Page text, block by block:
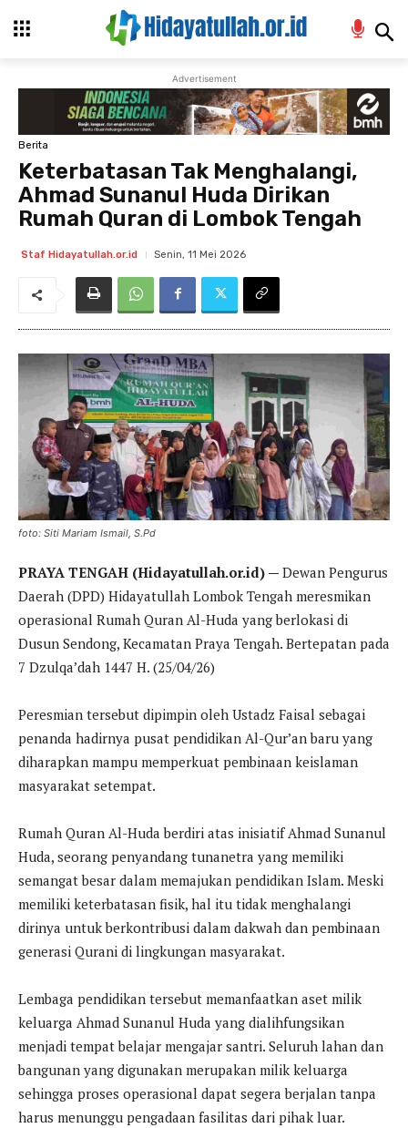
Advertisement
Berita
Keterbatasan Tak Menghalangi,
Ahmad Sunanul Huda Dirikan
Rumah Quran di Lombok Tengah
Staf Hidayatullah.or.id Senin, 11 Mei 2026
foto: Siti Mariam Ismail, S.Pd
PRAYA TENGAH (Hidayatullah.or.id) — Dewan Pengurus
Daerah (DPD) Hidayatullah Lombok Tengah meresmikan
operasional Rumah Quran Al-Huda yang berlokasi di
Dusun Sendong, Kecamatan Praya Tengah. Bertepatan pada
7 Dzulqa’dah 1447 H. (25/04/26)
Peresmian tersebut dipimpin oleh Ustadz Faisal sebagai
penanda hadirnya pusat pendidikan Al-Qur’an baru yang
diharapkan mampu memperkuat pembinaan keislaman
masyarakat setempat.
Rumah Quran Al-Huda berdiri atas inisiatif Ahmad Sunanul
Huda, seorang penyandang tunanetra yang memiliki
semangat besar dalam memajukan pendidikan Islam. Meski
memiliki keterbatasan fisik, hal itu tidak menghalangi
dirinya untuk berkontribusi dalam dakwah dan pembinaan
generasi Qurani di lingkungan masyarakat.
Lembaga pendidikan tersebut memanfaatkan aset milik
keluarga Ahmad Sunanul Huda yang dialihfungsikan
menjadi tempat belajar mengajar santri. Seluruh lahan dan
bangunan yang digunakan merupakan milik keluarga
sehingga proses operasional dapat segera berjalan tanpa
harus menunggu pengadaan fasilitas dari pihak luar.